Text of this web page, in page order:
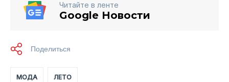
Читайте в ленте
Google Новости
МОДА ЛЕТО